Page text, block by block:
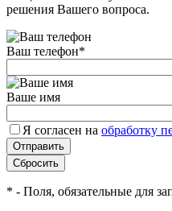
решения Вашего вопроса.
Ваш телефон*
Ваше имя
Я согласен на обработку
* - Поля, обязательные для